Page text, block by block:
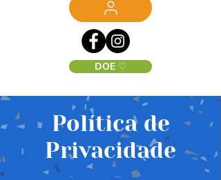
DOE ♡
Política de
Privacidade